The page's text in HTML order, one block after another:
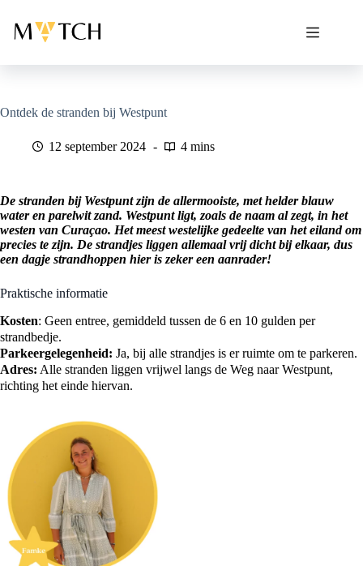
naar
Ontdek de stranden bij Westpunt
12 september 2024 4 mins
De stranden bij Westpunt zijn de allermooiste, met helder blauw
water en parelwit zand. Westpunt ligt, zoals de naam al zegt, in het
westen van Curaçao. Het meest westelijke gedeelte van het eiland om
precies te zijn. De strandjes liggen allemaal vrij dicht bij elkaar, dus
een dagje strandhoppen hier is zeker een aanrader!
Praktische informatie
Kosten: Geen entree, gemiddeld tussen de 6 en 10 gulden per
strandbedje.
Parkeergelegenheid: Ja, bij alle strandjes is er ruimte om te parkeren.
Adres: Alle stranden liggen vrijwel langs de Weg naar Westpunt,
richting het einde hiervan.